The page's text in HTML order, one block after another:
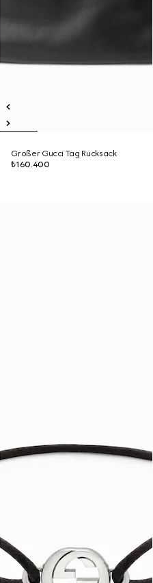
Großer Gucci Tag Rucksack
₺160.400